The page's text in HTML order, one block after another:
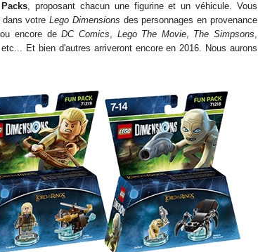
, proposant chacunune figurine et un véhicule. Vous
dans votreLego Dimensions despersonnages en provenance
encore deDC Comics, Lego The Movie, The Simpsons,
Et bien d'autres arriveront encoreen 2016. Nous aurons